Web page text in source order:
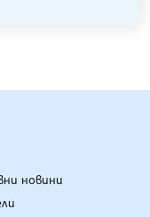
АГЕНЦИЯ
новини